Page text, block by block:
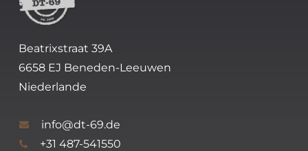
Beatrixstraat 39A
6658 EJ Beneden-Leeuwen
Niederlande
info@dt-69.de
+31 487-541550